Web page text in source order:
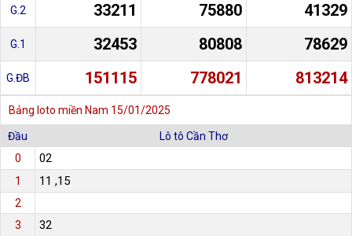
G.2 33211 75880 41329
G.1 32453 80808 78629
G.ĐB 151115 778021 813214
Bảng loto miền Nam 15/01/2025
Đầu
Lô tô Cần Thơ
0
02
1 11 ,15
2
3
32